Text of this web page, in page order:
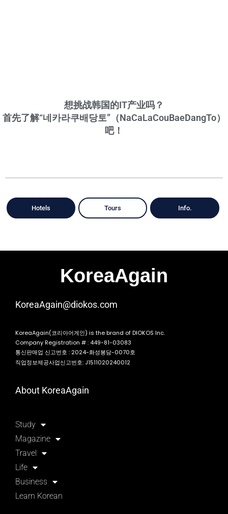
想挑战韩国的IT产业吗？
首先了解“네카라쿠배당토”（NaCaLaCouBaeDangTo）
吧！
Hotels Tours Info.
KoreaAgain
KoreaAgain@diokos.com
KoreaAgain(코리아어게인) is the brand of DIOKOS Inc.
Company Registration # : 449-81-03083
통신판매업 신고번호 : 2024-화성봉담-0070호
직업정보제공사업신고번호: J1511020240012
About KoreaAgain
Study
Magazine
Travel
Life
Business
Learn Korean